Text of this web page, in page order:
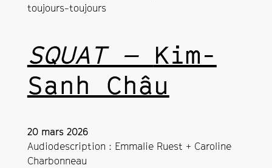
toujours-toujours
SQUAT — Kim-
Sanh Châu
20 mars 2026
Audiodescription : Emmalie Ruest + Caroline
Charbonneau